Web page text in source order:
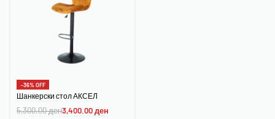
-36% OFF
Шанкерски стол АКСЕЛ
5,300.00ден3,400.00ден